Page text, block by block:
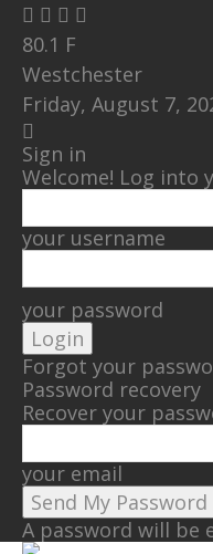
80.1 F
Westchester
Friday, August 7,
Sign in
Welcome! Log into
your username
your password
Forgot your
Password recovery
Recover your
your email
A password will be